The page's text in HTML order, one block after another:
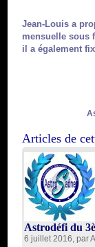
Jean-Louis a
mensuelle sous
il a également
Articles de
Astrodéfi du
6 juillet 2016, par